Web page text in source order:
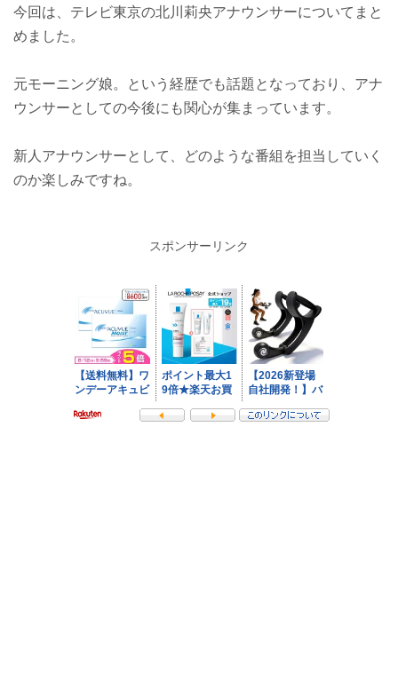
今回は、テレビ東京の北川莉央アナウンサーについてまと
めました。
元モーニング娘。という経歴でも話題となっており、アナ
ウンサーとしての今後にも関心が集まっています。
新人アナウンサーとして、どのような番組を担当していく
のか楽しみですね。
スポンサーリンク